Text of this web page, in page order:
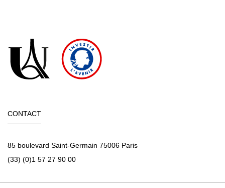
CONTACT
85 boulevard Saint-Germain 75006 Paris
(33) (0)1 57 27 90 00